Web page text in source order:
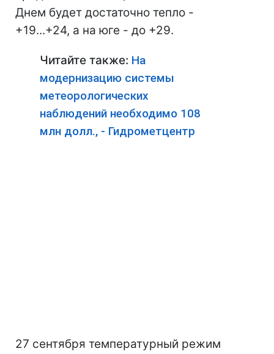
Днем будет достаточно тепло -
+19...+24, а на юге - до +29.
Читайте также: На
модернизацию системы
метеорологических
наблюдений необходимо 108
млн долл., - Гидрометцентр
27 сентября температурный режим